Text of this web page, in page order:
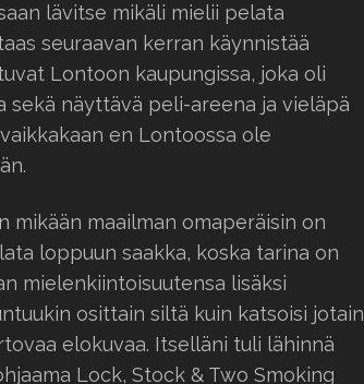
lävitse mikäli mielii pelata
seuraavan kerran käynnistää
Lontoon kaupungissa, joka oli
sekä näyttävä peli-areena ja vieläpä
en Lontoossa ole
mikään maailman omaperäisin on
loppuun saakka, koska tarina on
mielenkiintoisuutensa lisäksi
osittain siltä kuin katsoisi jotain
elokuvaa. Itselläni tuli lähinnä
Lock, Stock & Two Smoking